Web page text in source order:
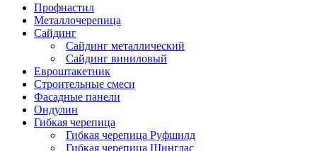
Профнастил
Металлочерепица
Сайдинг
Сайдинг металлический
Сайдинг виниловый
Евроштакетник
Строительные смеси
Фасадные панели
Ондулин
Гибкая черепица
Гибкая черепица Руфшилд
Гибкая черепица Шинглас